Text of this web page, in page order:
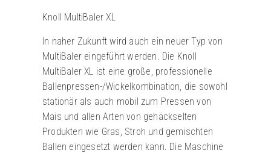
Knoll MultiBaler XL
In naher Zukunft wird auch ein neuer Typ von
MultiBaler eingeführt werden. Die Knoll
MultiBaler XL ist eine große, professionelle
Ballenpressen-/Wickelkombination, die sowohl
stationär als auch mobil zum Pressen von
Mais und allen Arten von gehäckselten
Produkten wie Gras, Stroh und gemischten
Ballen eingesetzt werden kann. Die Maschine